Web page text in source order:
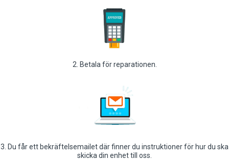
2. Betala för reparationen.
3. Du får ett bekräftelsemailet där finner du instruktioner för hur du ska
skicka din enhet till oss.